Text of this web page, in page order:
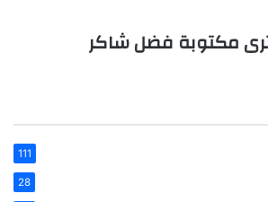
ترى مكتوبة فضل شاكر
111
28